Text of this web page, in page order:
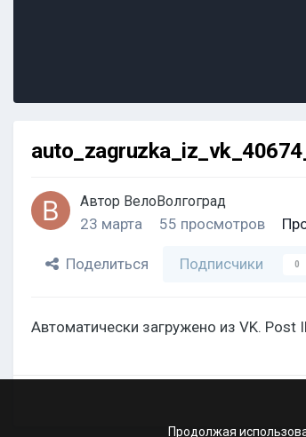
Автор ВелоВолгоград
23 марта 55 просмотров
Поделиться Подписчики 0
Автоматически загружено из VK.
Продолжая